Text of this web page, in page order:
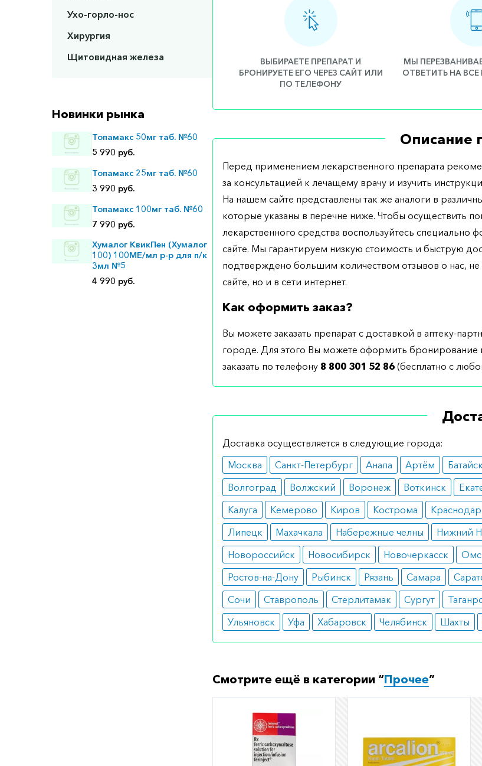
Ухо-горло-нос
Хирургия
Щитовидная железа
Новинки рынка
Топамакс 50мг таб. №60
5 990 руб.
Топамакс 25мг таб. №60
3 990 руб.
Топамакс 100мг таб. №60
7 990 руб.
Хумалог КвикПен (Хумалог
100) 100МЕ/мл р-р для п/к
3мл №5
4 990 руб.
ВЫБИРАЕТЕ ПРЕПАРАТ И
БРОНИРУЕТЕ ЕГО ЧЕРЕЗ САЙТ ИЛИ
ПО ТЕЛЕФОНУ
МЫ
ОТВЕТИТЬ НА
Описание
Перед применением лекарственного препарата
за консультацией к лечащему врачу и изучить
На нашем сайте представлены так же аналоги в
которые указаны в перечне ниже. Чтобы осуществить
лекарственного средства воспользуйтесь специально
сайте. Мы гарантируем низкую стоимость и быструю
подтверждено большим количеством отзывов о нас,
сайте, но и в сети интернет.
Как оформить заказ?
Вы можете заказать препарат с доставкой в аптеку-
городе. Для этого Вы можете оформить бронирование
заказать по телефону 8 800 301 52 86 (бесплатно с
Доставка осуществляется в следующие города:
Москва
Санкт-Петербург Анапа Артём Батайск
Волгоград
Волжский Воронеж Воткинск
Калуга
Кемерово Киров Кострома Краснодар
Липецк
Махачкала Набережные челны Нижний
Новороссийск
Новосибирск Новочеркасск
Ростов-на-Дону
Рыбинск Рязань Самара
Сочи
Ставрополь Стерлитамак Сургут
Ульяновск
Уфа Хабаровск Челябинск Шахты
Смотрите ещё в категории “Прочее”